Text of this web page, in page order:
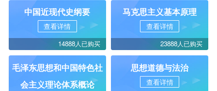
中国近现代史纲要
查看详情
14888人已购买
马克思主义基本原理
查看详情
23888人已购买
毛泽东思想和中国特色社
会主义理论体系概论
思想道德与法治
查看详情